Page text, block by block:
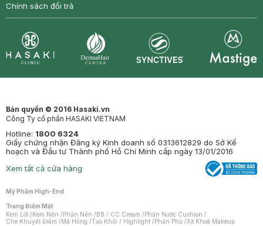
Chính sách đổi trả
Bản quyền © 2016 Hasaki.vn
Công Ty cổ phần HASAKI VIETNAM
Hotline: 1800 6324
Giấy chứng nhận Đăng ký Kinh doanh số 0313612829 do Sở Kế
hoạch và Đầu tư Thành phố Hồ Chí Minh cấp ngày 13/01/2016
Xem tất cả cửa hàng
Mỹ Phẩm High-End
Trang Điểm Mặt
Kem Lót /Kem Nền /Phấn Nền /BB / CC Cream /Phấn Nước Cushion /
Che Khuyết Điểm /Má Hồng /Tạo Khối / Highlight /Phấn Phủ /Xịt Khoá Makeup